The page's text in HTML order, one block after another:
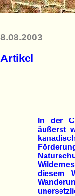
8.08.2003
Artikel
In der
äußerst
diesem